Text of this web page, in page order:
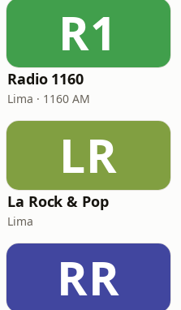
R1
Radio 1160
Lima · 1160 AM
LR
La Rock & Pop
Lima
RR